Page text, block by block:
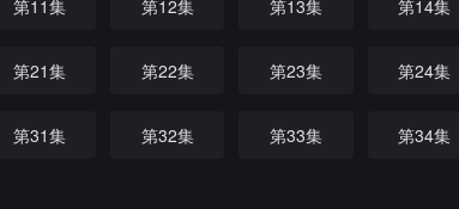
第11集 第12集 第13集 第14集
第21集 第22集 第23集 第24集
第31集 第32集 第33集 第34集